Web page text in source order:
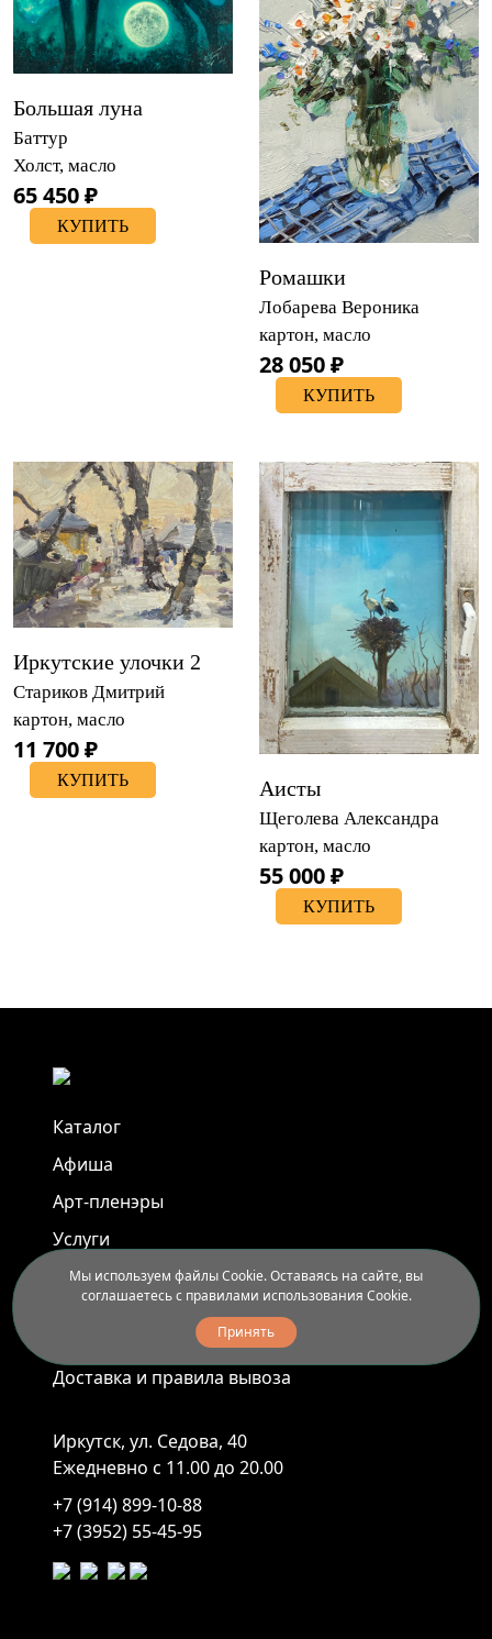
Большая луна
Баттур
Холст, масло
65 450 ₽
КУПИТЬ
Ромашки
Лобарева Вероника
картон, масло
28 050 ₽
КУПИТЬ
Иркутские улочки 2
Стариков Дмитрий
картон, масло
11 700 ₽
КУПИТЬ Аисты
Щеголева Александра
картон, масло
55 000 ₽
КУПИТЬ
Каталог
Афиша
Арт-пленэры
Услуги
Новости
Доставка и правила вывоза
Иркутск, ул. Седова, 40
Ежедневно с 11.00 до 20.00
+7 (914) 899-10-88
+7 (3952) 55-45-95
Мы используем файлы Cookie. Оставаясь на сайте, вы
соглашаетесь с правилами использования Cookie.
Принять